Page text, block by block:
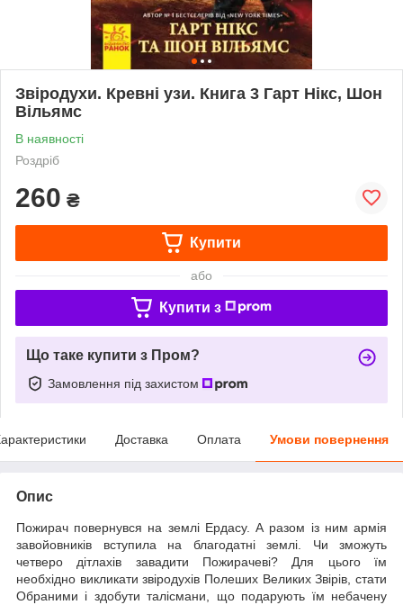
Звіродухи. Кревні узи. Книга 3 Гарт Нікс, Шон
Вільямс
В наявності
Роздріб
260 ₴
Купити
або
Купити з
Що таке купити з Пром?
Замовлення під захистом
Доставка Оплата Умови повернення
Опис
Пожирач повернувся на землі Ердасу. А разом із ним армія
завойовників вступила на благодатні землі. Чи зможуть
четверо дітлахів завадити Пожирачеві? Для цього їм
необхідно викликати звіродухів Полеших Великих Звірів, стати
Обраними і здобути талісмани, що подарують їм небачену